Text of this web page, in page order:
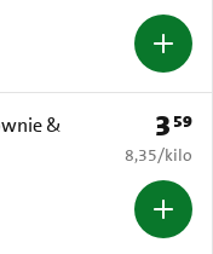
&
Prijs:
3 59
€ 8,35 per
8,35/kilo